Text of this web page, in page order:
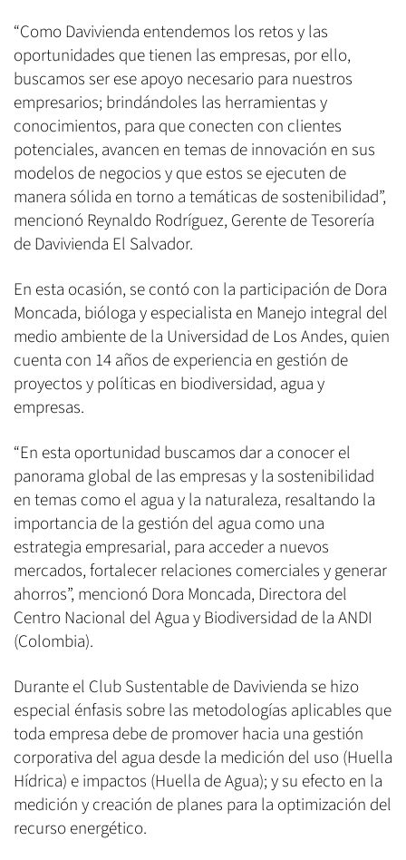
“Como Davivienda entendemos los retos y las
oportunidades que tienen las empresas, por ello,
buscamos ser ese apoyo necesario para nuestros
empresarios; brindándoles las herramientas y
conocimientos, para que conecten con clientes
potenciales, avancen en temas de innovación en sus
modelos de negocios y que estos se ejecuten de
manera sólida en torno a temáticas de sostenibilidad”,
mencionó Reynaldo Rodríguez, Gerente de Tesorería
de Davivienda El Salvador.
En esta ocasión, se contó con la participación de Dora
Moncada, bióloga y especialista en Manejo integral del
medio ambiente de la Universidad de Los Andes, quien
cuenta con 14 años de experiencia en gestión de
proyectos y políticas en biodiversidad, agua y
empresas.
“En esta oportunidad buscamos dar a conocer el
panorama global de las empresas y la sostenibilidad
en temas como el agua y la naturaleza, resaltando la
importancia de la gestión del agua como una
estrategia empresarial, para acceder a nuevos
mercados, fortalecer relaciones comerciales y generar
ahorros”, mencionó Dora Moncada, Directora del
Centro Nacional del Agua y Biodiversidad de la ANDI
(Colombia).
Durante el Club Sustentable de Davivienda se hizo
especial énfasis sobre las metodologías aplicables que
toda empresa debe de promover hacia una gestión
corporativa del agua desde la medición del uso (Huella
Hídrica) e impactos (Huella de Agua); y su efecto en la
medición y creación de planes para la optimización del
recurso energético.